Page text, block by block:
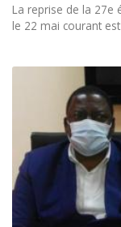
La reprise de la 27e
le 22 mai courant